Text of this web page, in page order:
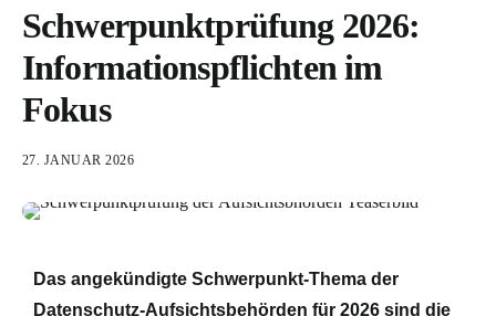
Preise
Über foxondo
Neuigkeiten
Demo buchen
Login
Schwerpunktprüfung 2026:
Informationspflichten im
Fokus
27. JANUAR 2026
Das angekündigte Schwerpunkt-Thema der
Datenschutz-Aufsichtsbehörden für 2026 sind die